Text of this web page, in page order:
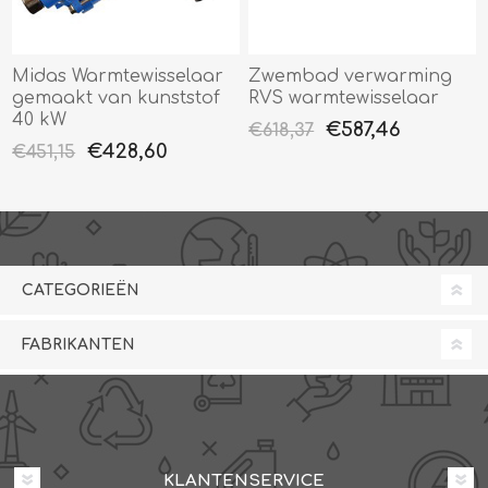
Midas Warmtewisselaar
gemaakt van kunststof
40 kW
€451,15
€428,60
Zwembad verwarming
RVS warmtewisselaar
€618,37
€587,46
CATEGORIEËN
FABRIKANTEN
KLANTENSERVICE